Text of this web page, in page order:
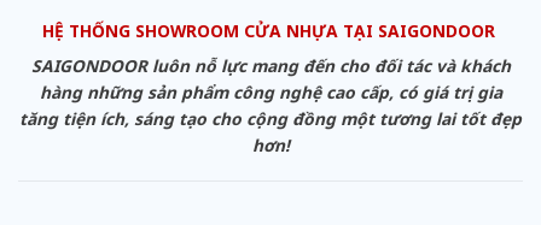
HỆ THỐNG SHOWROOM CỬA NHỰA TẠI SAIGONDOOR
SAIGONDOOR luôn nỗ lực mang đến cho đối tác và khách
hàng những sản phẩm công nghệ cao cấp, có giá trị gia
tăng tiện ích, sáng tạo cho cộng đồng một tương lai tốt đẹp
hơn!